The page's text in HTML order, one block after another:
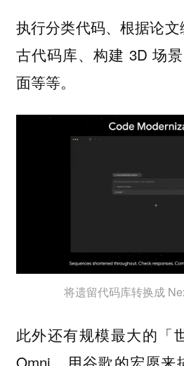
执行分类代码、根据论
古代码库、构建 3D 场
面等等。
将遗留代码库转换成
此外还有规模最大的「